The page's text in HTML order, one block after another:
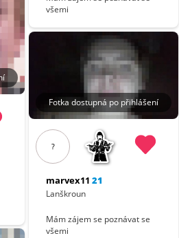
všemi
Fotka dostupná po přihlášení
?
marvex11 21
Lanškroun
Mám zájem se poznávat se
všemi